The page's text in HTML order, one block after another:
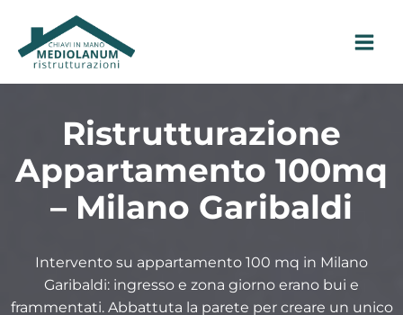
contenuto
Ristrutturazione
Appartamento 100mq
– Milano Garibaldi
Intervento su appartamento 100 mq in Milano
Garibaldi: ingresso e zona giorno erano bui e
frammentati. Abbattuta la parete per creare un unico